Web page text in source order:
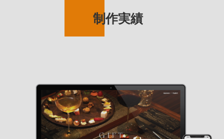
会社案内
About us
制作実績